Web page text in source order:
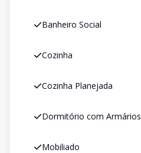
Banheiro Social
Cozinha
Cozinha Planejada
Dormitório com Armários
Mobiliado